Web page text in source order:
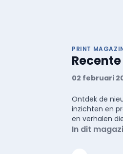
PRINT
02 februari
Ontdek de
inzichten en
en verhalen
In dit